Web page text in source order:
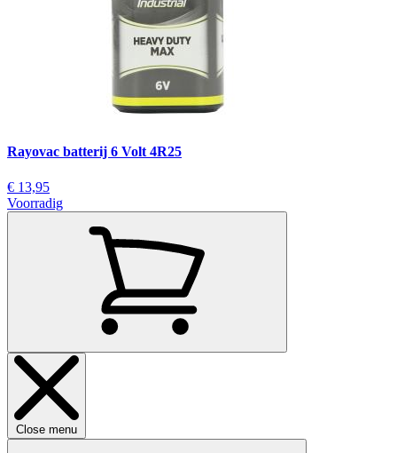
Rayovac batterij 6 Volt 4R25
€ 13,95
Voorradig
Close menu